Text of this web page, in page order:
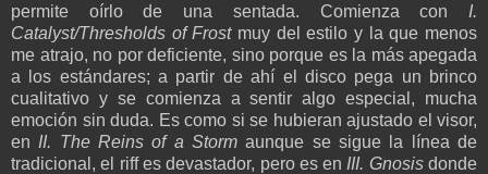
permite oírlo de una sentada. Comienza con I.
Catalyst/Thresholds of Frostmuy del estilo y la que menos
me atrajo, no por deficiente, sino porque es la más apegada
a los estándares; a partir de ahí el disco pega un brinco
cualitativo y se comienza a sentir algo especial, mucha
emoción sin duda. Es como si se hubieran ajustado el visor,
en II. The Reins of a Storm aunque se sigue la línea de
tradicional, el riff es devastador, pero es en III. Gnosisdonde